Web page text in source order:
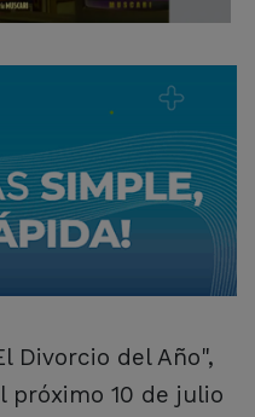
Divorcio del Año",
próximo 10 de julio